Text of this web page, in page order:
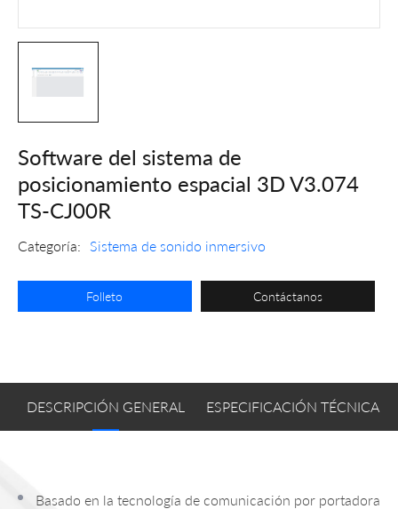
Software del sistema de
posicionamiento espacial 3D V3.074
TS-CJ00R
Categoría: Sistema de sonido inmersivo
Folleto Contáctanos
DESCRIPCIÓN GENERAL ESPECIFICACIÓN TÉCNICA
Basado en la tecnología de comunicación por portadora